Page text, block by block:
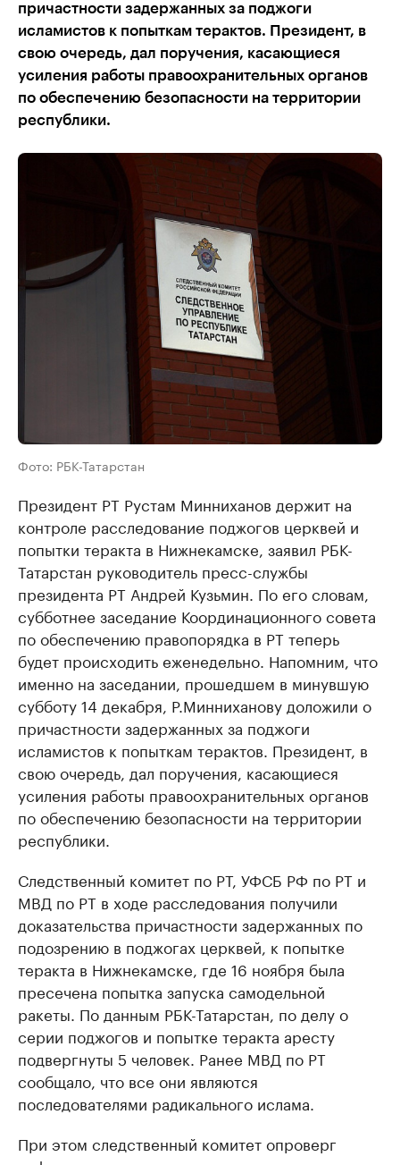
причастности задержанных за поджоги
исламистов к попыткам терактов. Президент, в
свою очередь, дал поручения, касающиеся
усиления работы правоохранительных органов
по обеспечению безопасности на территории
республики.
Фото: РБК-Татарстан
Президент РТ Рустам Минниханов держит на
контроле расследование поджогов церквей и
попытки теракта в Нижнекамске, заявил РБК-
Татарстан руководитель пресс-службы
президента РТ Андрей Кузьмин. По его словам,
субботнее заседание Координационного совета
по обеспечению правопорядка в РТ теперь
будет происходить еженедельно. Напомним, что
именно на заседании, прошедшем в минувшую
субботу 14 декабря, Р.Минниханову доложили о
причастности задержанных за поджоги
исламистов к попыткам терактов. Президент, в
свою очередь, дал поручения, касающиеся
усиления работы правоохранительных органов
по обеспечению безопасности на территории
республики.
Следственный комитет по РТ, УФСБ РФ по РТ и
МВД по РТ в ходе расследования получили
доказательства причастности задержанных по
подозрению в поджогах церквей, к попытке
теракта в Нижнекамске, где 16 ноября была
пресечена попытка запуска самодельной
ракеты. По данным РБК-Татарстан, по делу о
серии поджогов и попытке теракта аресту
подвергнуты 5 человек. Ранее МВД по РТ
сообщало, что все они являются
последователями радикального ислама.
При этом следственный комитет опроверг